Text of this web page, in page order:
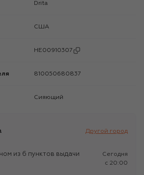
Drita
США
HE00910307
810050680837
Сияющий
Другой город
из 6 пунктов выдачи
Сегодня
c 20:00